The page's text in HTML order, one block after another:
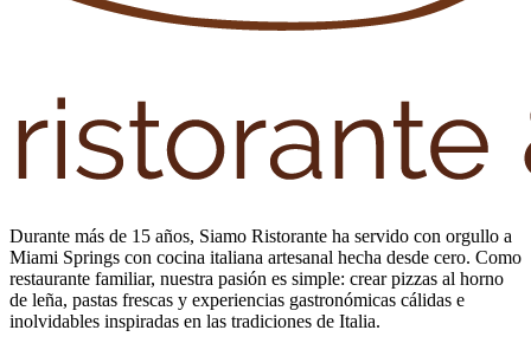
Durante más de 15 años, Siamo Ristorante ha servido con orgullo a
Miami Springs con cocina italiana artesanal hecha desde cero. Como
restaurante familiar, nuestra pasión es simple: crear pizzas al horno
de leña, pastas frescas y experiencias gastronómicas cálidas e
inolvidables inspiradas en las tradiciones de Italia.